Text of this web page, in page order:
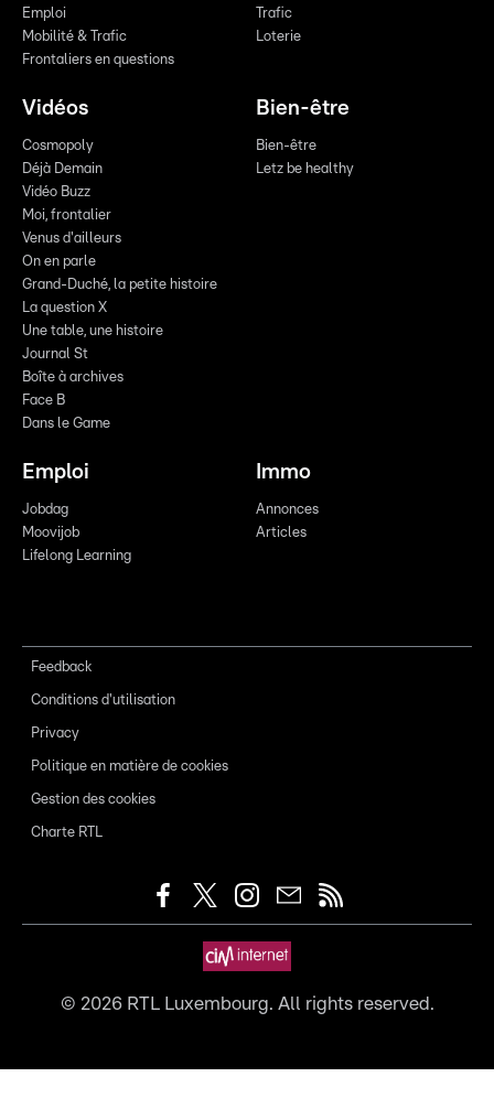
Emploi
Mobilité & Trafic
Frontaliers en questions
Trafic
Loterie
Vidéos
Cosmopoly
Déjà Demain
Vidéo Buzz
Moi, frontalier
Venus d'ailleurs
On en parle
Grand-Duché, la petite histoire
La question X
Une table, une histoire
Journal St
Boîte à archives
Face B
Dans le Game
Bien-être
Bien-être
Letz be healthy
Emploi
Jobdag
Moovijob
Lifelong Learning
Immo
Annonces
Articles
Feedback
Conditions d'utilisation
Privacy
Politique en matière de cookies
Gestion des cookies
Charte RTL
© 2026RTL Luxembourg. All rights reserved.